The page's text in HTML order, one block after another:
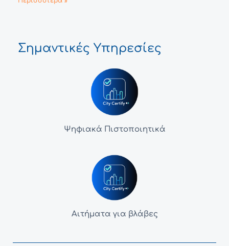
Σημαντικές Υπηρεσίες
Ψηφιακά Πιστοποιητικά
Αιτήματα για βλάβες